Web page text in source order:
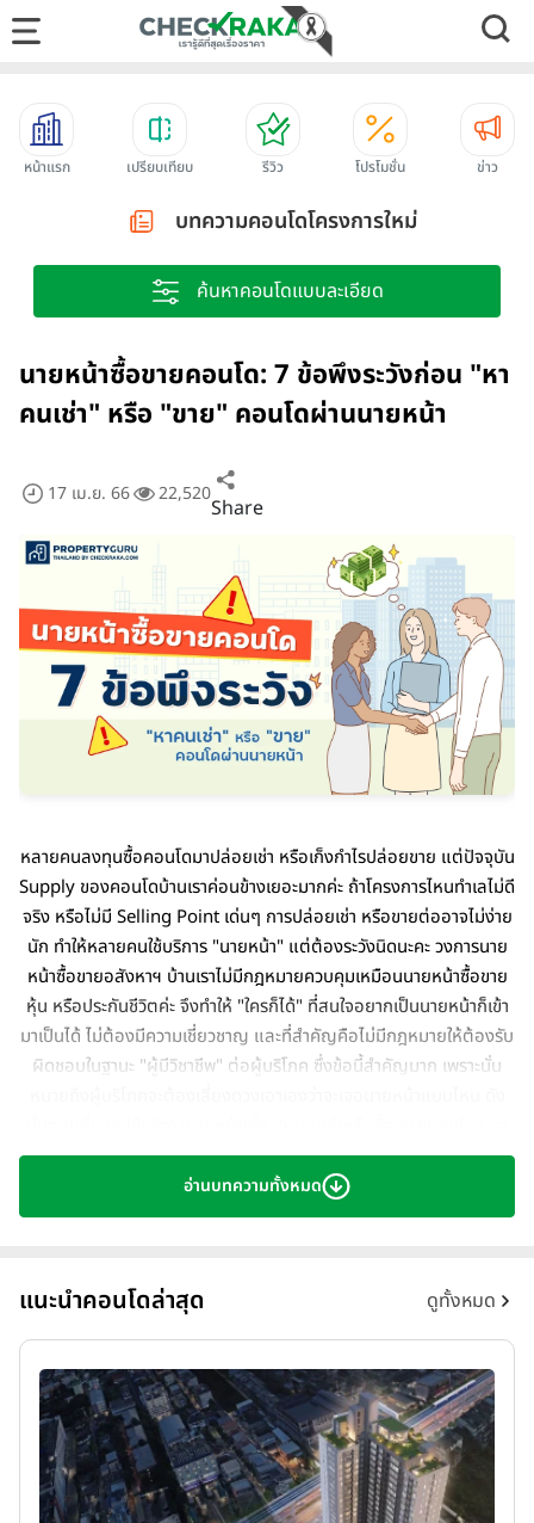
หน้าแรก เปรียบเทียบ รีวิว โปรโมชั่น ข่าว
บทความคอนโดโครงการใหม่
ค้นหาคอนโดแบบละเอียด
นายหน้าซื้อขายคอนโด: 7 ข้อพึงระวังก่อน "หา
คนเช่า" หรือ "ขาย" คอนโดผ่านนายหน้า
17 เม.ย. 66 22,520Share
หลายคนลงทุนซื้อคอนโดมาปล่อยเช่า หรือเก็งกำไรปล่อยขาย แต่ปัจจุบัน
Supply ของคอนโดบ้านเราค่อนข้างเยอะมากค่ะ ถ้าโครงการไหนทำเลไม่ดี
จริง หรือไม่มี Selling Point เด่นๆ การปล่อยเช่า หรือขายต่ออาจไม่ง่าย
นัก ทำให้หลายคนใช้บริการ "นายหน้า" แต่ต้องระวังนิดนะคะ วงการนาย
หน้าซื้อขายอสังหาฯ บ้านเราไม่มีกฎหมายควบคุมเหมือนนายหน้าซื้อขาย
หุ้น หรือประกันชีวิตค่ะ จึงทำให้ "ใครก็ได้" ที่สนใจอยากเป็นนายหน้าก็เข้า
มาเป็นได้ ไม่ต้องมีความเชี่ยวชาญ และที่สำคัญคือไม่มีกฎหมายให้ต้องรับ
ผิดชอบในฐานะ "ผู้มีวิชาชีพ" ต่อผู้บริโภค ซึ่งข้อนี้สำคัญมาก เพราะนั่น
มาดูกันค่ะว่าเราควรต้องระวังอะไรกันบ้าง
อ่านบทความทั้งหมด
แนะนำคอนโดล่าสุด ดูทั้งหมด